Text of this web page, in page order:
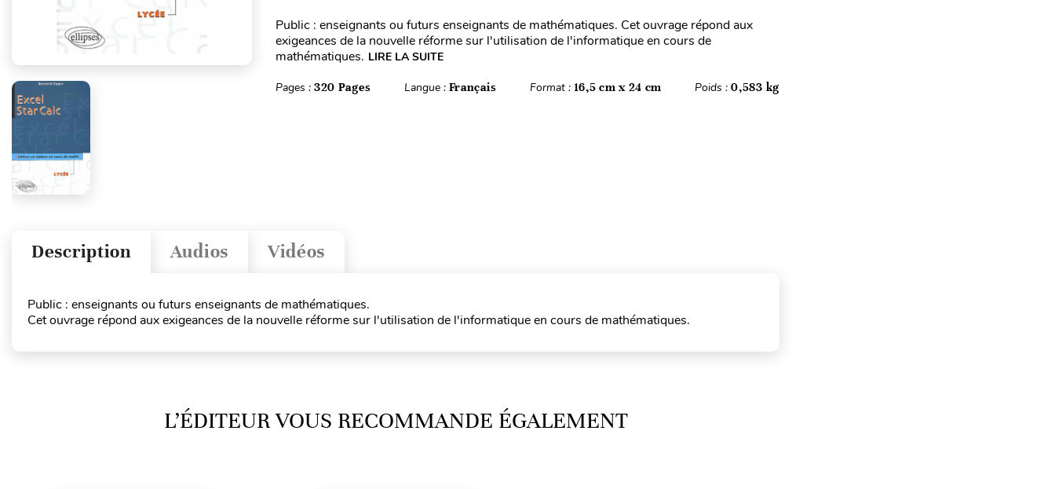
Public : enseignants ou futurs enseignants de mathématiques. Cet ouvrage répond aux
exigeances de la nouvelle réforme sur l'utilisation de l'informatique en cours de
mathématiques. LIRE LA SUITE
Pages : 320 Pages Langue : Français Format : 16,5 cm x 24 cm Poids :0,583 kg
Vidéos
Audios
Description
Public : enseignants ou futurs enseignants de mathématiques.
Cet ouvrage répond aux exigeances de la nouvelle réforme sur l'utilisation de l'informatique en cours de mathématiques.
L’ÉDITEUR VOUS RECOMMANDE ÉGALEMENT